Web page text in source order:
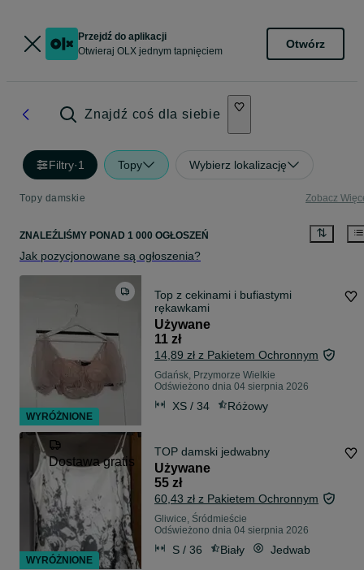
Przejdź do aplikacji
Otwieraj OLX jednym tapnięciem
Otwórz
Znajdź coś dla siebie
Filtry·1 Topy Wybierz lokalizację
Topy damskie Zobacz
ZNALEŹLIŚMY PONAD 1 000 OGŁOSZEŃ
Jak pozycjonowane są ogłoszenia?
Top z cekinami i bufiastymi
rękawkami
Używane
11 zł
14,89 zł z Pakietem Ochronnym
Gdańsk, Przymorze Wielkie
Odświeżono dnia 04 sierpnia 2026
XS / 34 Różowy
Dostawa gratis
TOP damski jedwabny
Używane
55 zł
60,43 zł z Pakietem Ochronnym
Gliwice, Śródmieście
Odświeżono dnia 04 sierpnia 2026
S / 36 Biały Jedwab
WYRÓŻNIONE
WYRÓŻNIONE